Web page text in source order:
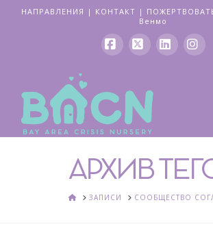
НАПРАВЛЕНИЯ | КОНТАКТ |
Венмо
АРХИВ
ДОМЗАПИСИ СООБЩЕСТВО